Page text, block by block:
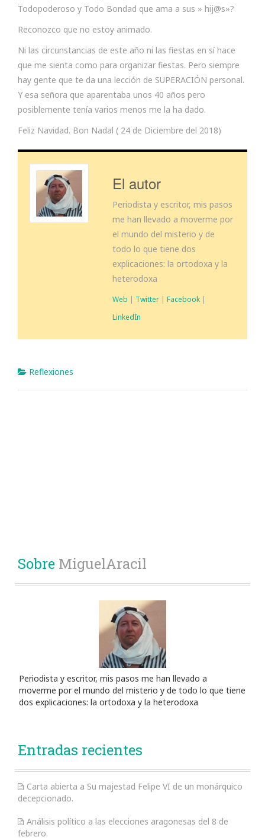
Todopoderoso y Todo Bondad que ama a sus » hij@s»?
Reconozco que no estoy animado.
Ni las circunstancias de este año ni las fiestas en sí hace
que me sienta como para organizar fiestas. Pero siempre
hay gente que te da una lección de SUPERACIÓN personal.
Y esa señora que aparentaba unos 40 años pero
posiblemente tenía varios menos me la ha dado.
Feliz Navidad. Bon Nadal ( 24 de Diciembre del 2018)
El autor
Periodista y escritor, mis pasos
me han llevado a moverme por
el mundo del misterio y de
todo lo que tiene dos
explicaciones: la ortodoxa y la
heterodoxa
Web | Twitter | Facebook |
LinkedIn
Reflexiones
Sobre MiguelAracil
Periodista y escritor, mis pasos me han llevado a
moverme por el mundo del misterio y de todo lo que tiene
dos explicaciones: la ortodoxa y la heterodoxa
Entradas recientes
Carta abierta a Su majestad Felipe VI de un monárquico
decepcionado.
Análisis político a las elecciones aragonesas del 8 de
febrero.